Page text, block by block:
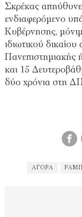
Σκρέκας
ενδιαφερόμενο
Κυβέρνησης,
ιδιωτικού
Πανεπιστημιακής
και 15
δύο χρόνια στη
ΑΓΟΡΆ